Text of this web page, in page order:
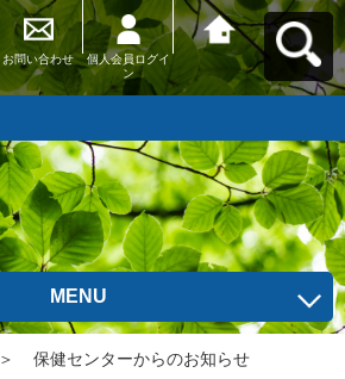
お問い合わせ
個人会員ログイ
ン
さいたま市 健康
なびへ戻る
MENU
＞ 保健センターからのお知らせ